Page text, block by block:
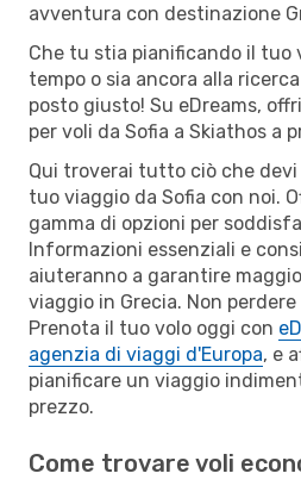
avventura con destinazione
Che tu stia pianificando il tuo
tempo o sia ancora alla
posto giusto! Su eDreams,
per voli da Sofia a Skiathos a
Qui troverai tutto ciò che devi
tuo viaggio da Sofia con noi.
gamma di opzioni per
Informazioni essenziali e
aiuteranno a garantire
viaggio in Grecia. Non
Prenota il tuo volo oggi con
agenzia di viaggi d'Europa, e
pianificare un viaggio
prezzo.
Come trovare voli